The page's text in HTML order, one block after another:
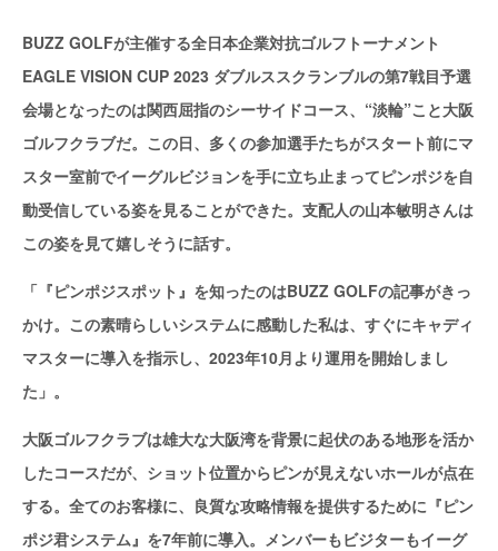
BUZZ GOLFが主催する全日本企業対抗ゴルフトーナメント
EAGLE VISION CUP 2023 ダブルススクランブルの第7戦目予選
会場となったのは関西屈指のシーサイドコース、“淡輪”こと大阪
ゴルフクラブだ。この日、多くの参加選手たちがスタート前にマ
スター室前でイーグルビジョンを手に立ち止まってピンポジを自
動受信している姿を見ることができた。支配人の山本敏明さんは
この姿を見て嬉しそうに話す。
「『ピンポジスポット』を知ったのはBUZZ GOLFの記事がきっ
かけ。この素晴らしいシステムに感動した私は、すぐにキャディ
マスターに導入を指示し、2023年10月より運用を開始しまし
た」。
大阪ゴルフクラブは雄大な大阪湾を背景に起伏のある地形を活か
したコースだが、ショット位置からピンが見えないホールが点在
する。全てのお客様に、良質な攻略情報を提供するために『ピン
ポジ君システム』を7年前に導入。メンバーもビジターもイーグ